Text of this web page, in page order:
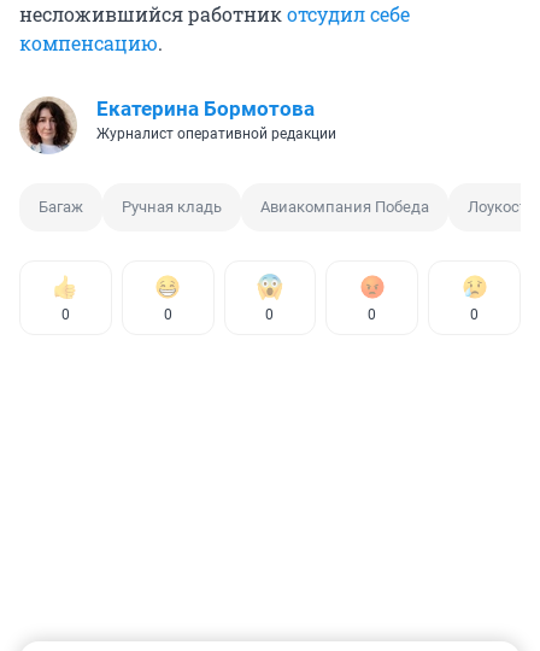
несложившийся работникотсудил себе
компенсацию.
Екатерина Бормотова
Журналист оперативной редакции
Багаж Ручная кладь Авиакомпания Победа
0 0 0 0 0